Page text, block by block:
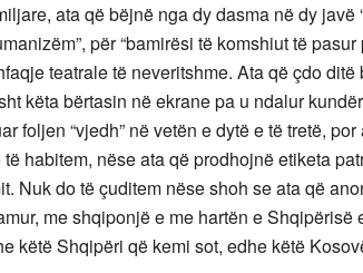
ata që bëjnë nga dy dasma në dy javë
për “bamirësi të komshiut të
teatrale të neveritshme. Ata që çdo
këta bërtasin në ekrane pa u ndalur
foljen “vjedh” në vetën e dytë e të tretë,
habitem, nëse ata që prodhojnë etiketa
Nuk do të çuditem nëse shoh se ata që
me shqiponjë e me hartën e
këtë Shqipëri që kemi sot, edhe këtë